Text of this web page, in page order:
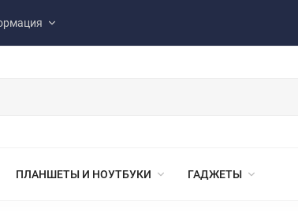
ПЛАНШЕТЫ И НОУТБУКИ ГАДЖЕТЫ